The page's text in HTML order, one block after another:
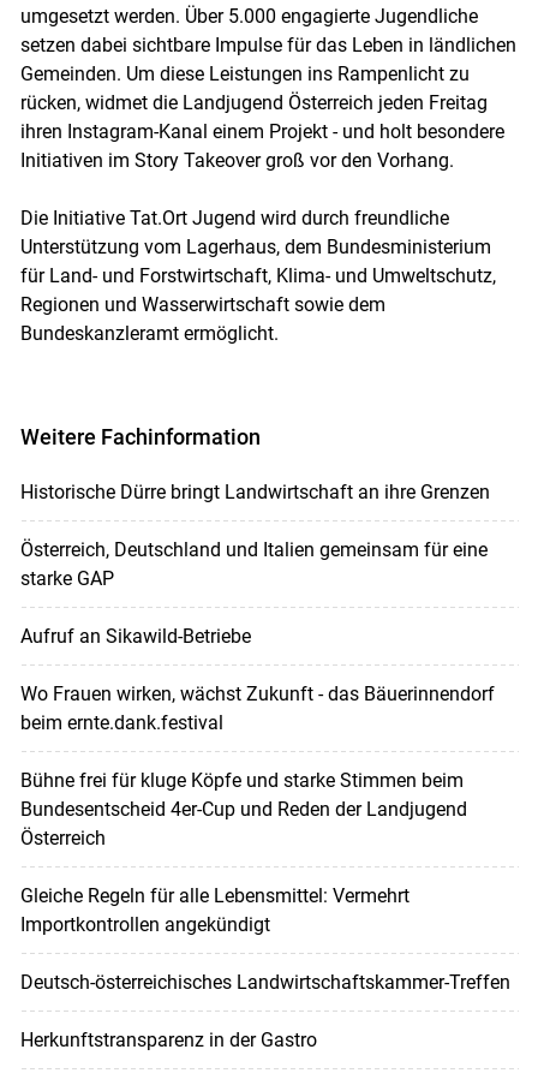
umgesetzt werden. Über 5.000 engagierte Jugendliche
setzen dabei sichtbare Impulse für das Leben in ländlichen
Gemeinden. Um diese Leistungen ins Rampenlicht zu
rücken, widmet die Landjugend Österreich jeden Freitag
ihren Instagram-Kanal einem Projekt - und holt besondere
Initiativen im Story Takeover groß vor den Vorhang.
Die Initiative Tat.Ort Jugend wird durch freundliche
Unterstützung vom Lagerhaus, dem Bundesministerium
für Land- und Forstwirtschaft, Klima- und Umweltschutz,
Regionen und Wasserwirtschaft sowie dem
Bundeskanzleramt ermöglicht.
Weitere Fachinformation
Historische Dürre bringt Landwirtschaft an ihre Grenzen
Österreich, Deutschland und Italien gemeinsam für eine
starke GAP
Aufruf an Sikawild-Betriebe
Wo Frauen wirken, wächst Zukunft - das Bäuerinnendorf
beim ernte.dank.festival
Bühne frei für kluge Köpfe und starke Stimmen beim
Bundesentscheid 4er-Cup und Reden der Landjugend
Österreich
Gleiche Regeln für alle Lebensmittel: Vermehrt
Importkontrollen angekündigt
Deutsch-österreichisches Landwirtschaftskammer-Treffen
Herkunftstransparenz in der Gastro